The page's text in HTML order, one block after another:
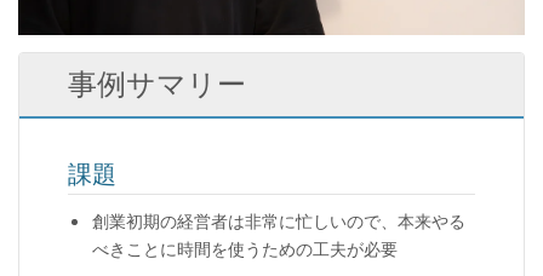
事例サマリー
課題
創業初期の経営者は非常に忙しいので、本来やる
べきことに時間を使うための工夫が必要